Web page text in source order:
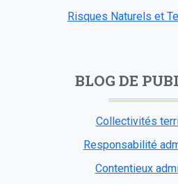
Risques Naturels et
BLOG DE
Collectivités
Responsabilité
Contentieux